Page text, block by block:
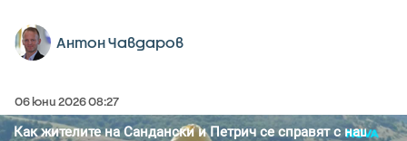
Антон Чавдаров
06 юни 2026 08:27